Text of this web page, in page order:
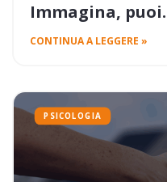
Immagina, puoi.
CONTINUA A LEGGERE »
PSICOLOGIA